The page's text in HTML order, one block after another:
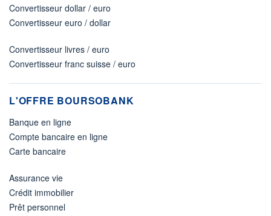
Convertisseur dollar / euro
Convertisseur euro / dollar
Convertisseur livres / euro
Convertisseur franc suisse / euro
L'OFFRE BOURSOBANK
Banque en ligne
Compte bancaire en ligne
Carte bancaire
Assurance vie
Crédit immobilier
Prêt personnel